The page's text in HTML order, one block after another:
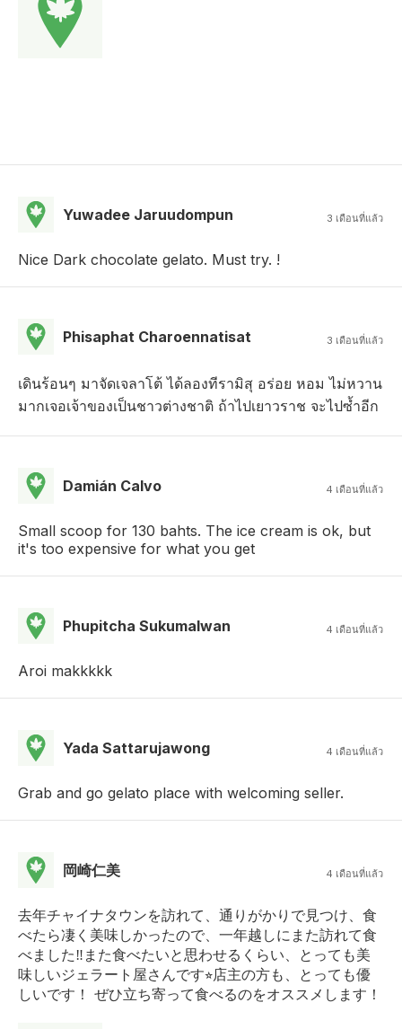
Yuwadee Jaruudompun 3 เดือนที่แล้ว
Nice Dark chocolate gelato. Must try. !
Phisaphat Charoennatisat 3 เดือนที่แล้ว
เดินร้อนๆ มาจัดเจลาโต้ ได้ลองทีรามิสุ อร่อย หอม ไม่หวาน
มากเจอเจ้าของเป็นชาวต่างชาติ ถ้าไปเยาวราช จะไปซ้ำอีก
Damián Calvo 4 เดือนที่แล้ว
Small scoop for 130 bahts. The ice cream is ok, but
it's too expensive for what you get
Phupitcha Sukumalwan 4 เดือนที่แล้ว
Aroi makkkkk
Yada Sattarujawong 4 เดือนที่แล้ว
Grab and go gelato place with welcoming seller.
岡崎仁美 4 เดือนที่แล้ว
去年チャイナタウンを訪れて、通りがかりで見つけ、食
べたら凄く美味しかったので、一年越しにまた訪れて食
べました‼︎また食べたいと思わせるくらい、とっても美
味しいジェラート屋さんです⭐︎店主の方も、とっても優
しいです！ ぜひ立ち寄って食べるのをオススメします！